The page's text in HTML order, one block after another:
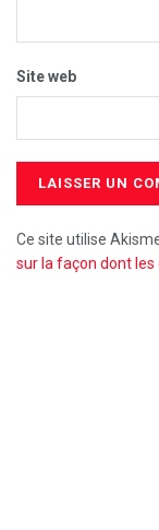
Site web
Ce site utilise
sur la façon dont